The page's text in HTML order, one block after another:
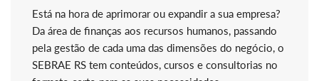
Está na hora de aprimorar ou expandir a sua empresa?
Da área de finanças aos recursos humanos, passando
pela gestão de cada uma das dimensões do negócio, o
SEBRAE RS tem conteúdos, cursos e consultorias no